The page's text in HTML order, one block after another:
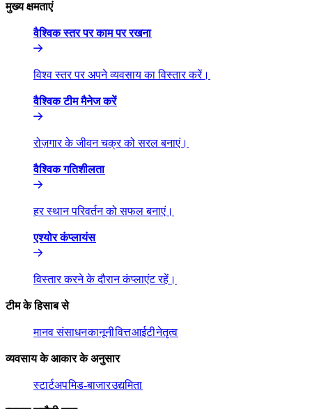
मुख्य क्षमताएं​​
वैश्विक स्तर पर काम पर रखना​​
विश्व स्तर पर अपने व्यवसाय का विस्तार करें।​​
वैश्विक टीम मैनेज करें​​
रोज़गार के जीवन चक्र को सरल बनाएं।​​
वैश्विक गतिशीलता​​
हर स्थान परिवर्तन को सफल बनाएं।​​
एश्योर कंप्लायंस​​
विस्तार करने के दौरान कंप्लाएंट रहें।​​
टीम के हिसाब से​​
मानव संसाधन​​कानूनी​​वित्त​​आईटी​​नेतृत्व​​
व्यवसाय के आकार के अनुसार​​
स्टार्टअप​​मिड-बाजार​​उद्यमिता​​